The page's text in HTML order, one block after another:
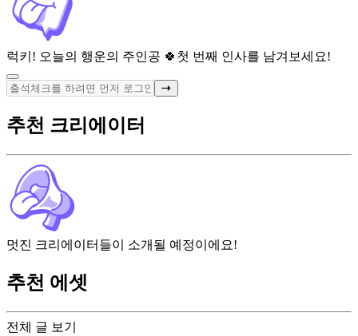
럭키! 오늘의 행운의 주인공 🍀 첫 번째 인사를 남겨보세요!
전체 글 보기
추천 크리에이터
멋진 크리에이터들이 소개될 예정이에요!
추천 에셋